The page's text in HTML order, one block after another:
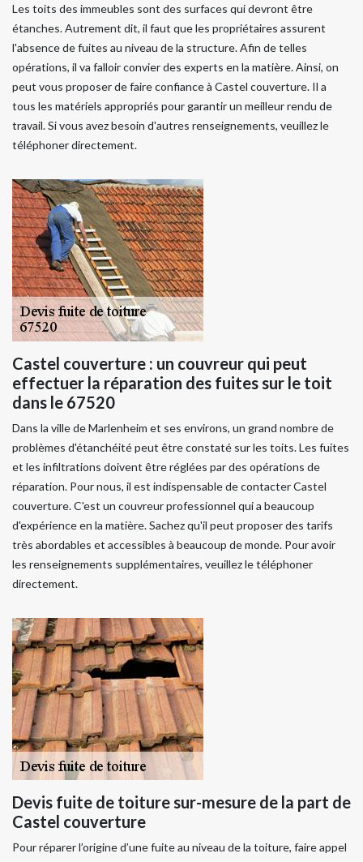
Les toits des immeubles sont des surfaces qui devront être
étanches. Autrement dit, il faut que les propriétaires assurent
l'absence de fuites au niveau de la structure. Afin de telles
opérations, il va falloir convier des experts en la matière. Ainsi, on
peut vous proposer de faire confiance à Castel couverture. Il a
tous les matériels appropriés pour garantir un meilleur rendu de
travail. Si vous avez besoin d'autres renseignements, veuillez le
téléphoner directement.
Castel couverture : un couvreur qui peut
effectuer la réparation des fuites sur le toit
dans le 67520
Dans la ville de Marlenheim et ses environs, un grand nombre de
problèmes d'étanchéité peut être constaté sur les toits. Les fuites
et les infiltrations doivent être réglées par des opérations de
réparation. Pour nous, il est indispensable de contacter Castel
couverture. C'est un couvreur professionnel qui a beaucoup
d'expérience en la matière. Sachez qu'il peut proposer des tarifs
très abordables et accessibles à beaucoup de monde. Pour avoir
les renseignements supplémentaires, veuillez le téléphoner
directement.
Devis fuite de toiture sur-mesure de la part de
Castel couverture
Pour réparer l’origine d’une fuite au niveau de la toiture, faire appel